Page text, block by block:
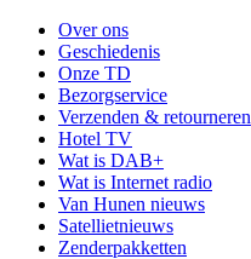
Over ons
Geschiedenis
Onze TD
Bezorgservice
Verzenden & retourneren
Hotel TV
Wat is DAB+
Wat is Internet radio
Van Hunen nieuws
Satellietnieuws
Zenderpakketten